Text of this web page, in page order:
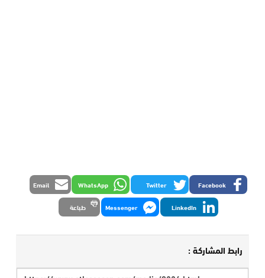
Facebook
Twitter
WhatsApp
Email
LinkedIn
Messenger طباعة
رابط المشاركة :